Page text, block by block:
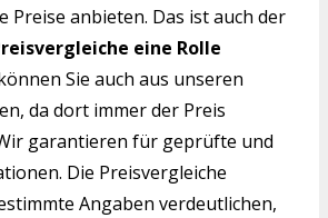
Preise anbieten. Das ist auch der
eine Rolle
Sie auch aus unseren
da dort immer der Preis
garantieren für geprüfte und
Die Preisvergleiche
Angaben verdeutlichen,